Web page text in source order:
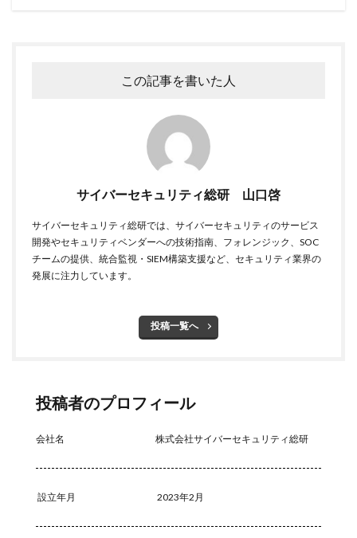
この記事を書いた人
サイバーセキュリティ総研 山口啓
サイバーセキュリティ総研では、サイバーセキュリティのサービス
開発やセキュリティベンダーへの技術指南、フォレンジック、SOC
チームの提供、統合監視・SIEM構築支援など、セキュリティ業界の
発展に注力しています。
投稿一覧へ
投稿者のプロフィール
会社名 株式会社サイバーセキュリティ総研
設立年月 2023年2月